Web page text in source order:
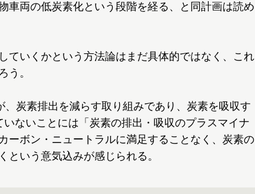
両の低炭素化という段階を経る、と同計画は読め
ていくかという方法論はまだ具体的ではなく、これ
う。
炭素排出を減らす取り組みであり、炭素を吸収す
ないことには「炭素の排出・吸収のプラスマイナ
ーボン・ニュートラルに満足することなく、炭素の
という意気込みが感じられる。